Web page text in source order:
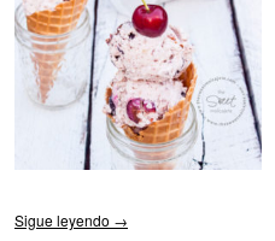
Sigue leyendo →